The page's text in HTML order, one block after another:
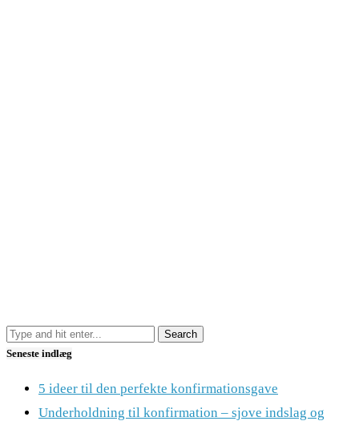
Seneste indlæg
5 ideer til den perfekte konfirmationsgave
Underholdning til konfirmation – sjove indslag og